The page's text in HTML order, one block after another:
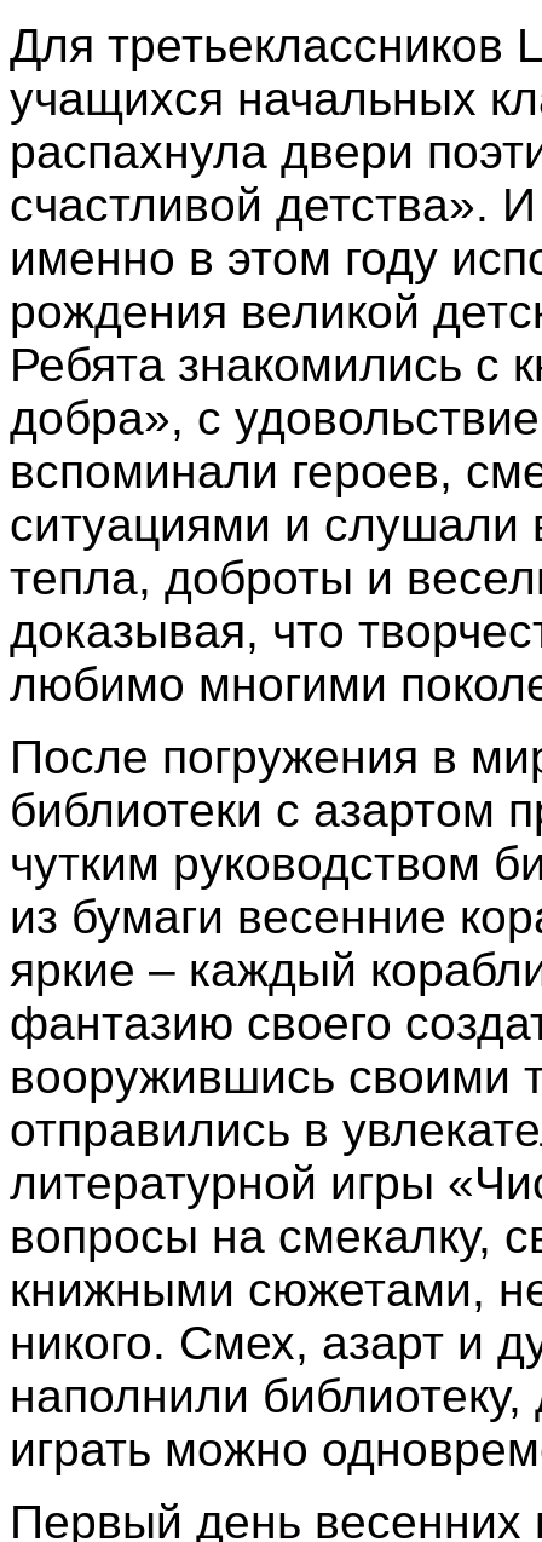
Для третьеклассников
учащихся начальных
распахнула двери
счастливой детства».
именно в этом году
рождения великой
Ребята знакомились с
добра», с
вспоминали героев,
ситуациями и
тепла, доброты и
доказывая, что
любимо многими
После погружения в
библиотеки с азартом
чутким руководством
из бумаги весенние
яркие – каждый
фантазию своего
вооружившись своими
отправились в
литературной игры
вопросы на смекалку,
книжными сюжетами,
никого. Смех, азарт и
наполнили
играть можно
Первый день весенних